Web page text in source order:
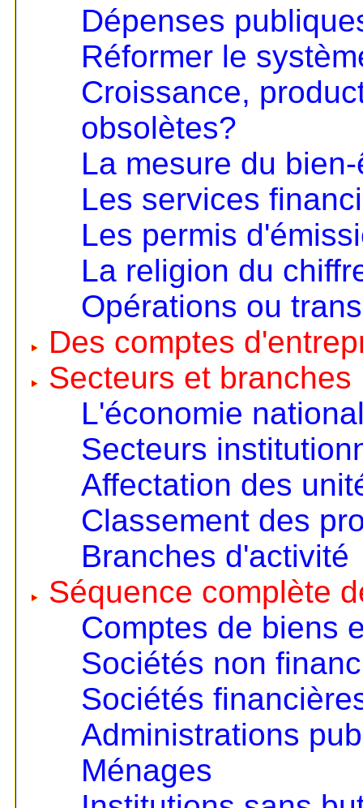
Dépenses
Réformer le
Croissance,
obsolètes?
La mesure du
Les services
Les permis
La religion du
Opérations ou
Des comptes
Secteurs et branches
L'économie
Secteurs
Affectation des
Classement des
Branches d'activité
Séquence complète
Comptes de biens
Sociétés non
Sociétés
Administrations
Ménages